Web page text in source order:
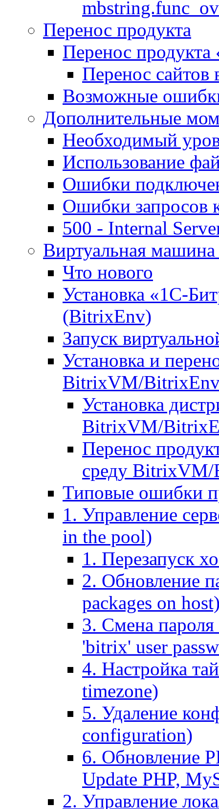
Перенос продукта
Перенос продукта
Перенос сайтов
Возможные
Дополнительные
Необходимый
Использование
Ошибки
Ошибки запросов
500 - Internal
Виртуальная
Что нового
Установка «1С-
(BitrixEnv)
Запуск
Установка и
BitrixVM/
Установка
BitrixVM/
Перенос
среду
Типовые ошибки
1. Управление
in the pool)
1. Перезапуск
2. Обновление
packages on
3. Смена пароля
'bitrix' user
4. Настройка
timezone)
5. Удаление
configuration)
6. Обновление
Update PHP,
2. Управление